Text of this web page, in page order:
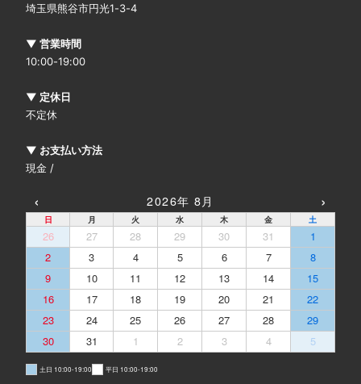
埼玉県熊谷市円光1-3-4
▼ 営業時間
10:00-19:00
▼ 定休日
不定休
▼ お支払い方法
現金 /
‹ 2026年 8月 ›
日 月 火 水 木 金 土
26 27 28 29 30 31
1
2
3 4 5 6 7
8
9
10 11 12 13 14
15
16
17 18 19 20 21
22
23
24 25 26 27 28
29
30
31 1 2 3 4 5
土日 10:00-19:00 平日 10:00-19:00